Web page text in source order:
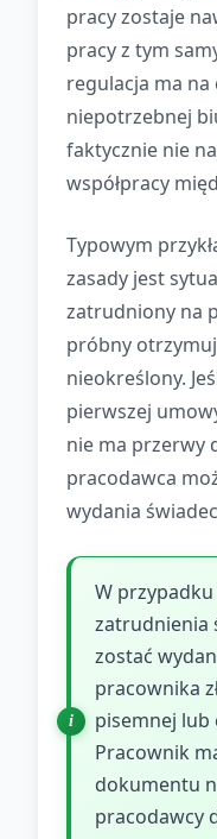
pracy zostaje
pracy z tym
regulacja ma
niepotrzebnej
faktycznie nie
współpracy
Typowym
zasady jest
zatrudniony na
próbny
nieokreślony.
pierwszej
nie ma przerwy
pracodawca
wydania
W
zatrudnienia
zostać
pracownika
pisemnej lub
Pracownik
dokumentu
pracodawcy